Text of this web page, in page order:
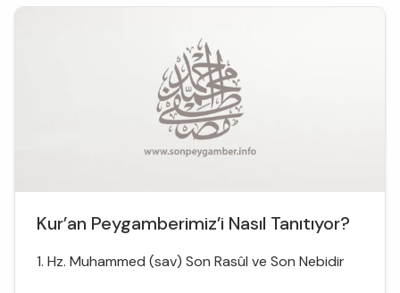
Kur’an Peygamberimiz’i Nasıl Tanıtıyor?
1. Hz. Muhammed (sav) Son Rasûl ve Son Nebidir